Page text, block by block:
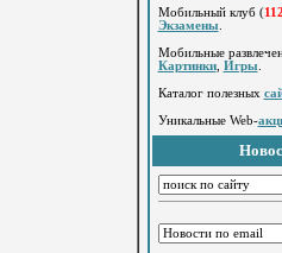
Мобильный клуб (
Экзамены
Мобильные
Картинки, Игры
Каталог полезных
Уникальные Web-